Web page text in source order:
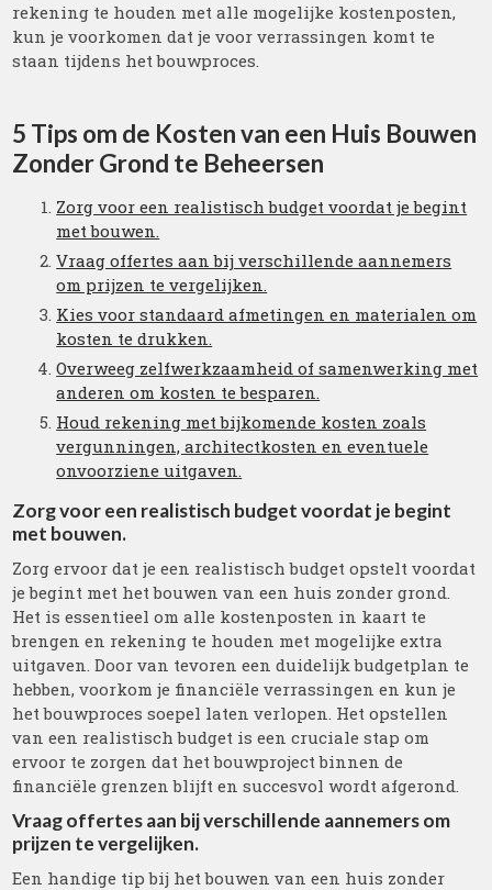
rekening te houden met alle mogelijke kostenposten,
kun je voorkomen dat je voor verrassingen komt te
staan tijdens het bouwproces.
5 Tips om de Kosten van een Huis Bouwen
Zonder Grond te Beheersen
Zorg voor een realistisch budget voordat je begint
met bouwen.
Vraag offertes aan bij verschillende aannemers
om prijzen te vergelijken.
Kies voor standaard afmetingen en materialen om
kosten te drukken.
Overweeg zelfwerkzaamheid of samenwerking met
anderen om kosten te besparen.
Houd rekening met bijkomende kosten zoals
vergunningen, architectkosten en eventuele
onvoorziene uitgaven.
Zorg voor een realistisch budget voordat je begint
met bouwen.
Zorg ervoor dat je een realistisch budget opstelt voordat
je begint met het bouwen van een huis zonder grond.
Het is essentieel om alle kostenposten in kaart te
brengen en rekening te houden met mogelijke extra
uitgaven. Door van tevoren een duidelijk budgetplan te
hebben, voorkom je financiële verrassingen en kun je
het bouwproces soepel laten verlopen. Het opstellen
van een realistisch budget is een cruciale stap om
ervoor te zorgen dat het bouwproject binnen de
financiële grenzen blijft en succesvol wordt afgerond.
Vraag offertes aan bij verschillende aannemers om
prijzen te vergelijken.
Een handige tip bij het bouwen van een huis zonder